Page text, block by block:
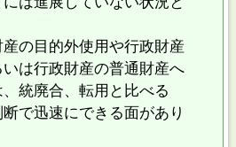
の目的外使用や行政財産
は行政財産の普通財産へ
統廃合、転用と比べる
で迅速にできる面があり